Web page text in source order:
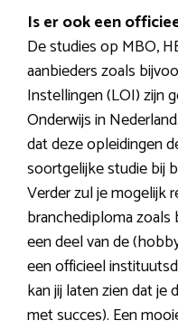
Is er ook een
De studies op MBO,
aanbieders zoals
Instellingen (LOI) zijn
Onderwijs in
dat deze opleidingen
soortgelijke studie bij
Verder zul je mogelijk
branchediploma zoals
een deel van de
een officieel
kan jij laten zien dat je
met succes). Een